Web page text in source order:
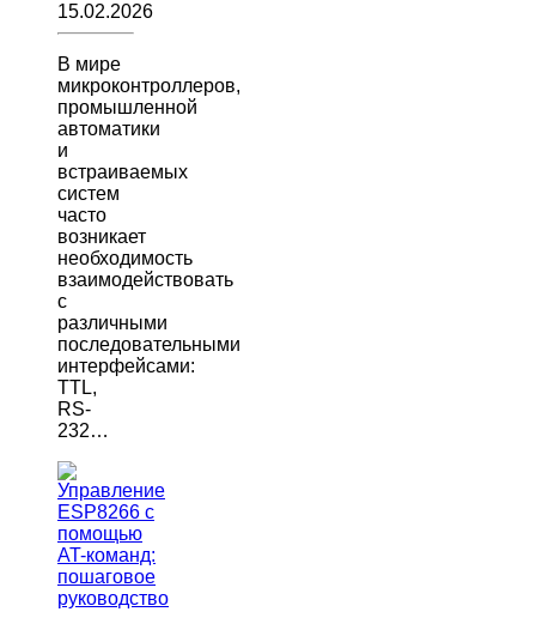
15.02.2026
В мире
микроконтроллеров,
промышленной
автоматики
и
встраиваемых
систем
часто
возникает
необходимость
взаимодействовать
с
различными
последовательными
интерфейсами:
TTL,
RS-
232…